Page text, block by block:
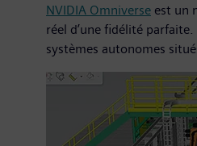
NVIDIA Omniverse est un
réel d’une fidélité parfaite.
systèmes autonomes